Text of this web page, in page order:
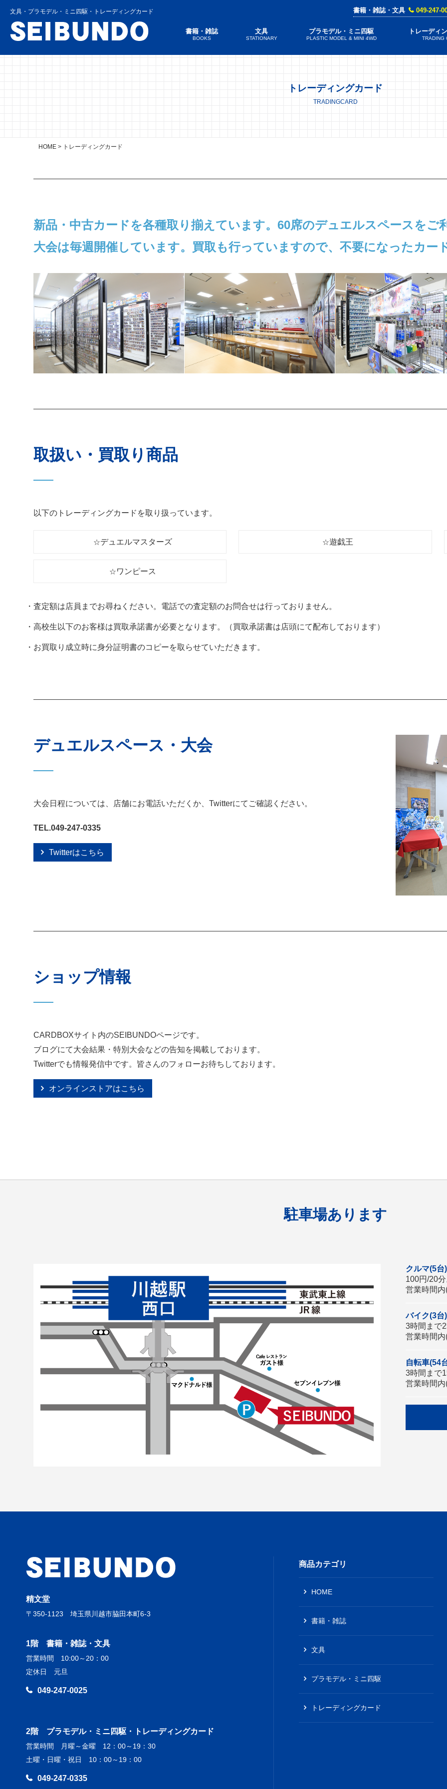
文具・プラモデル・ミニ四駆・トレーディングカード 書籍・雑誌・文具 049-247-
書籍・雑誌
BOOKS
文具
STATIONARY
プラモデル・ミニ四駆
PLASTIC MODEL & MINI 4WD
トレーディ
TRADING
トレーディングカード
TRADINGCARD
HOME > トレーディングカード
新品・中古カードを各種取り揃えています。60席のデュエルスペースをご
大会は毎週開催しています。買取も行っていますので、不要になったカー
取扱い・買取り商品
以下のトレーディングカードを取り扱っています。
☆デュエルマスターズ ☆遊戯王
☆ ワンピース
・査定額は店員までお尋ねください。電話での査定額のお問合せは行っておりません。
・高校生以下のお客様は買取承諾書が必要となります。（買取承諾書は店頭にて配布しております）
・お買取り成立時に身分証明書のコピーを取らせていただきます。
デュエルスペース・大会
大会日程については、店舗にお電話いただくか、Twitterにてご確認ください。
TEL.049-247-0335
Twitterはこちら
ショップ情報
CARDBOXサイト内のSEIBUNDOページです。
ブログにて大会結果・特別大会などの告知を掲載しております。
Twitterでも情報発信中です。皆さんのフォローお待ちしております。
オンラインストアはこちら
駐車場あります
クルマ(5台)
100円/20分
営業時間内
バイク(3台)
3時間まで
営業時間内
自転車(54
3時間まで
営業時間内
精文堂
〒350-1123 埼玉県川越市脇田本町6-3
1階 書籍・雑誌・文具
営業時間 10:00～20：00
定休日 元旦
049-247-0025
2階 プラモデル・ミニ四駆・トレーディングカード
営業時間 月曜～金曜 12：00～19：30
土曜・日曜・祝日 10：00～19：00
049-247-0335
商品カテゴリ
HOME
書籍・雑誌
文具
プラモデル・ミニ四駆
トレーディングカード